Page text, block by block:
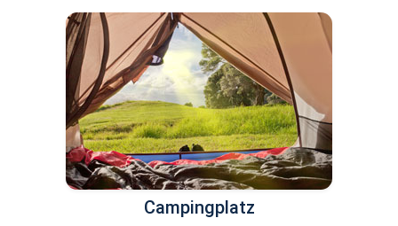
Campingplatz